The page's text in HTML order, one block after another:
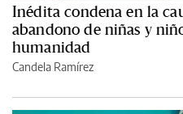
Inédita condena en la
abandono de niñas y
humanidad
Candela Ramírez